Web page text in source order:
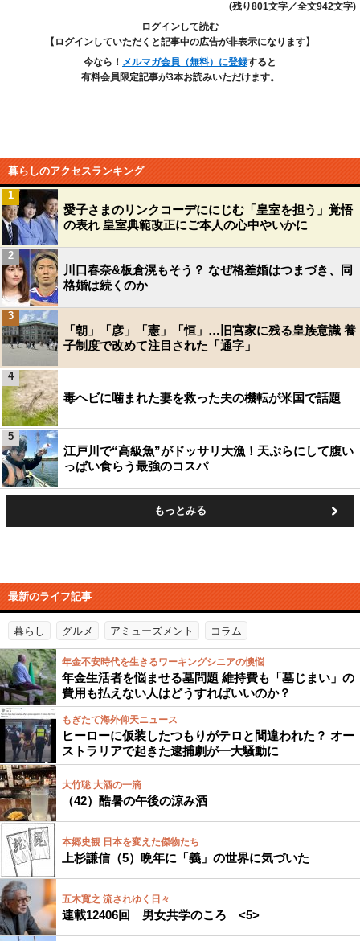
(残り801文字／全文942文字)
ログインして読む
【ログインしていただくと記事中の広告が非表示になります】
今なら！ メルマガ会員（無料）に登録すると
有料会員限定記事が3本お読みいただけます。
暮らしのアクセスランキング
愛子さまのリンクコーデににじむ「皇室を担う」覚悟
の表れ 皇室典範改正にご本人の心中やいかに
1
川口春奈&板倉滉もそう？ なぜ格差婚はつまづき、同
格婚は続くのか
2
「朝」「彦」「憲」「恒」…旧宮家に残る皇族意識 養
子制度で改めて注目された「通字」
3
毒ヘビに噛まれた妻を救った夫の機転が米国で話題
4
江戸川で“高級魚”がドッサリ大漁！天ぷらにして腹い
っぱい食らう最強のコスパ
5
もっとみる
最新のライフ記事
暮らし グルメ アミューズメント コラム
年金不安時代を生きるワーキングシニアの懊悩
年金生活者を悩ませる墓問題 維持費も「墓じまい」の
費用も払えない人はどうすればいいのか？
もぎたて海外仰天ニュース
ヒーローに仮装したつもりがテロと間違われた？ オー
ストラリアで起きた逮捕劇が一大騒動に
大竹聡 大酒の一滴
（42）酷暑の午後の涼み酒
本郷史観 日本を変えた傑物たち
上杉謙信（5）晩年に「義」の世界に気づいた
五木寛之 流されゆく日々
連載12406回 男女共学のころ <5>